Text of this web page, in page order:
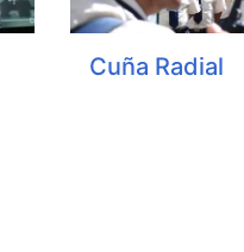
Cuña Radial